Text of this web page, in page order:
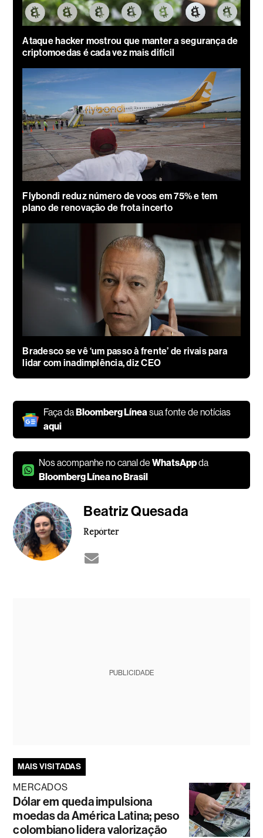
Ataque hacker mostrou que manter a segurança de
criptomoedas é cada vez mais difícil
Flybondi reduz número de voos em 75% e tem
plano de renovação de frota incerto
Bradesco se vê ‘um passo à frente’ de rivais para
lidar com inadimplência, diz CEO
Faça da Bloomberg Líneasua fonte de notícias
aqui
Nos acompanhe no canal deWhatsAppda
Bloomberg Línea no Brasil
Beatriz Quesada
Repórter
PUBLICIDADE
MAIS VISITADAS
MERCADOS
Dólar em queda impulsiona
moedas da América Latina; peso
colombiano lidera valorização